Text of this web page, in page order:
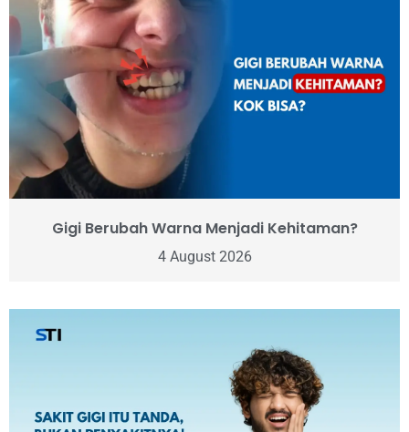
Gigi Berubah Warna Menjadi Kehitaman?
4 August 2026